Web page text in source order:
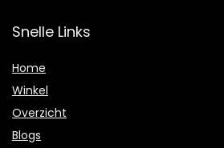
Snelle Links
Home
Winkel
Overzicht
Blogs